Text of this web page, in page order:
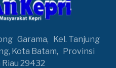
Garama, Kel. Tanjung
Kota Batam, Provinsi
29432